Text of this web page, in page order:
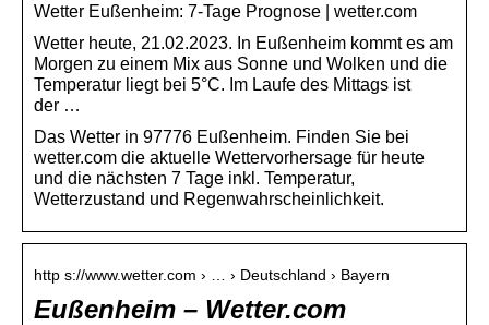
Wetter Eußenheim: 7-Tage Prognose | wetter.com
Wetter heute, 21.02.2023. In Eußenheim kommt es am
Morgen zu einem Mix aus Sonne und Wolken und die
Temperatur liegt bei 5°C. Im Laufe des Mittags ist
der …
Das Wetter in 97776 Eußenheim. Finden Sie bei
wetter.com die aktuelle Wettervorhersage für heute
und die nächsten 7 Tage inkl. Temperatur,
Wetterzustand und Regenwahrscheinlichkeit.
http s://www.wetter.com › … › Deutschland › Bayern
Eußenheim – Wetter.com